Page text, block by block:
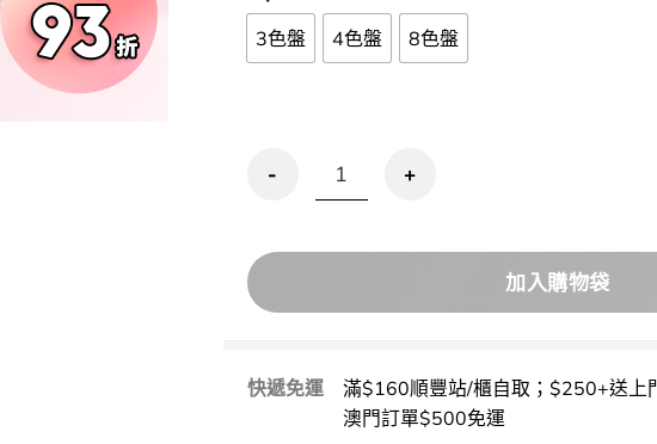
3色盤 4色盤 8色盤
Holika Holika My Fave Multi Palette Case
加入購物袋
快遞免運
滿$160順豐站/櫃自取；$250+送上
澳門訂單$500免運